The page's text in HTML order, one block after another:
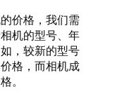
价格，我们需
机的型号、年
，较新的型号
格，而相机成
。